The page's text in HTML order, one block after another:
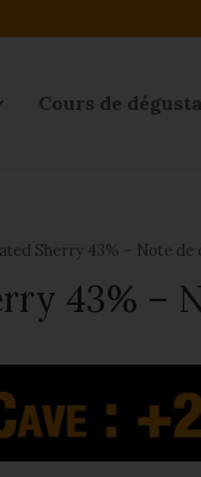
Cours de
Sherry 43% – Note
43% –